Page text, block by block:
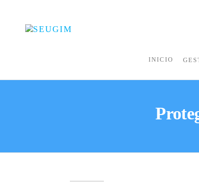
INICIO